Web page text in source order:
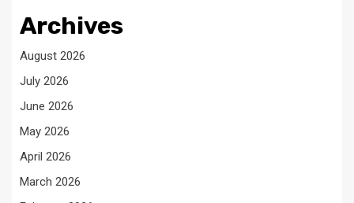
Archives
August 2026
July 2026
June 2026
May 2026
April 2026
March 2026